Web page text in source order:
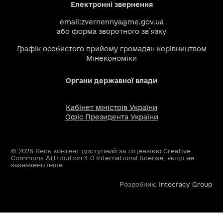
Електронні звернення
email:zvernennya@me.gov.ua
або форма зворотного зв`язку
Графік особистого прийому громадян керівництвом
Мінекономіки
Органи державної влади
Кабінет міністрів України
Офіс Президента України
© 2026 Весь контент доступний за ліцензією Creative
Commons Attribution 4.0 International license, якщо не
зазначено інше
Розробник: Intecracy Group